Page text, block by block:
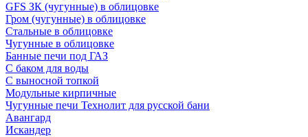
GFS ЗК (чугунные) в облицовке
Гром (чугунные) в облицовке
Стальные в облицовке
Чугунные в облицовке
Банные печи под ГАЗ
С баком для воды
С выносной топкой
Модульные кирпичные
Чугунные печи Технолит для русской бани
Авангард
Искандер